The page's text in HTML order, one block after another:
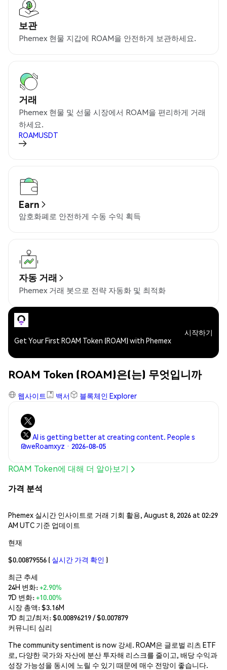
보관
Phemex 현물 지갑에 ROAM을 안전하게 보관하세요.
거래
Phemex 현물 및 선물 시장에서 ROAM을 편리하게 거래
하세요.
ROAMUSDT
Earn
암호화폐로 안전하게 수동 수익 획득
자동 거래
Phemex 거래 봇으로 전략 자동화 및 최적화
Get Your First ROAM Token (ROAM) with Phemex
시작하기
ROAM Token (ROAM)은(는) 무엇입니까
웹사이트 백서 블록체인 Explorer
AI is getting better at creating content. People s
@weRoamxyz · 2026-08-05
ROAM Token에 대해 더 알아보기
가격 분석
Phemex 실시간 인사이트로 거래 기회 활용, August 8, 2026 at 02:29
AM UTC 기준 업데이트
현재
$0.00879556 ( 실시간 가격 확인 )
최근 추세
24H 변화:+2.90%
7D 변화:+10.00%
시장 총액:$3.16M
7D 최고/최저: $0.00896219/ $0.007879
커뮤니티 심리
The community sentiment is now 강세. ROAM은 글로벌 리츠 ETF
로, 다양한 국가와 자산에 분산 투자해 리스크를 줄이고, 배당 수익과
성장 가능성을 동시에 노릴 수 있기 때문에 매수 전망이 좋습니다.